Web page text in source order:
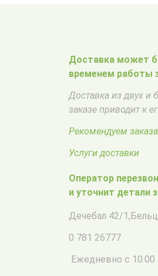
Доставка может
временем работы
Доставка из двух и
заказе приводит к
Рекомендуем
Услуги доставки
Оператор
и уточнит детали
Дечебал 42/1,
0 781 26777
Ежедневно с 10.00